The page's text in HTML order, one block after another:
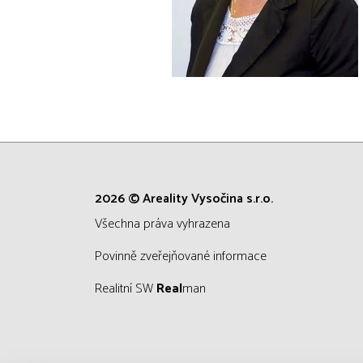
2026 © Areality Vysočina s.r.o.
všechna práva vyhrazena
Povinně zveřejňované informace
Realitní SWRealman